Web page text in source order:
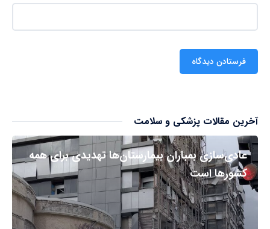
آخرین مقالات پزشکی و سلامت
عادی‌سازی بمباران بیمارستان‌ها تهدیدی برای همه
کشورها است